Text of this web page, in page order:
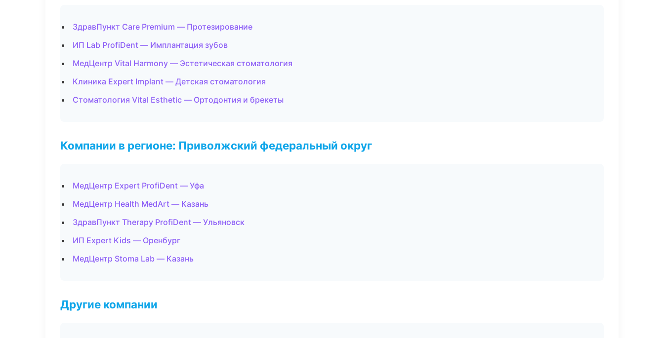
ЗдравПункт Care Premium — Протезирование
ИП Lab ProfiDent — Имплантация зубов
МедЦентр Vital Harmony — Эстетическая стоматология
Клиника Expert Implant — Детская стоматология
Стоматология Vital Esthetic — Ортодонтия и брекеты
Компании в регионе: Приволжский федеральный округ
МедЦентр Expert ProfiDent — Уфа
МедЦентр Health MedArt — Казань
ЗдравПункт Therapy ProfiDent — Ульяновск
ИП Expert Kids — Оренбург
МедЦентр Stoma Lab — Казань
Другие компании